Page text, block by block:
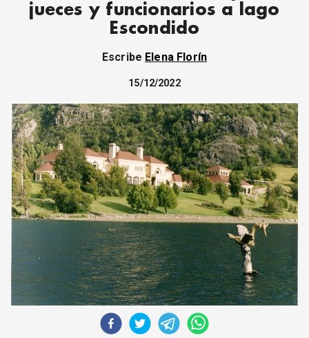
MOVIMIENTO OBRERO
MUJER
SOCIEDAD Y CULTURA
JUVENTUD
DEBATE
ARCHIVO
DECLARACIONES
OPINIÓN
ALTAMIRA RESPONDE
Política Obrera Revista
CONTACTO
jueces y funcionarios a lago
Escondido
Escribe Elena Florín
15/12/2022